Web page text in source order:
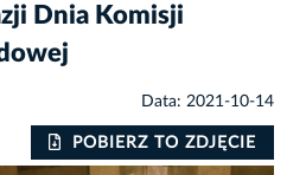
Dnia Komisji
Data: 2021-10-14
POBIERZ TO ZDJĘCIE